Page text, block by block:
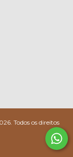
Todos os direitos